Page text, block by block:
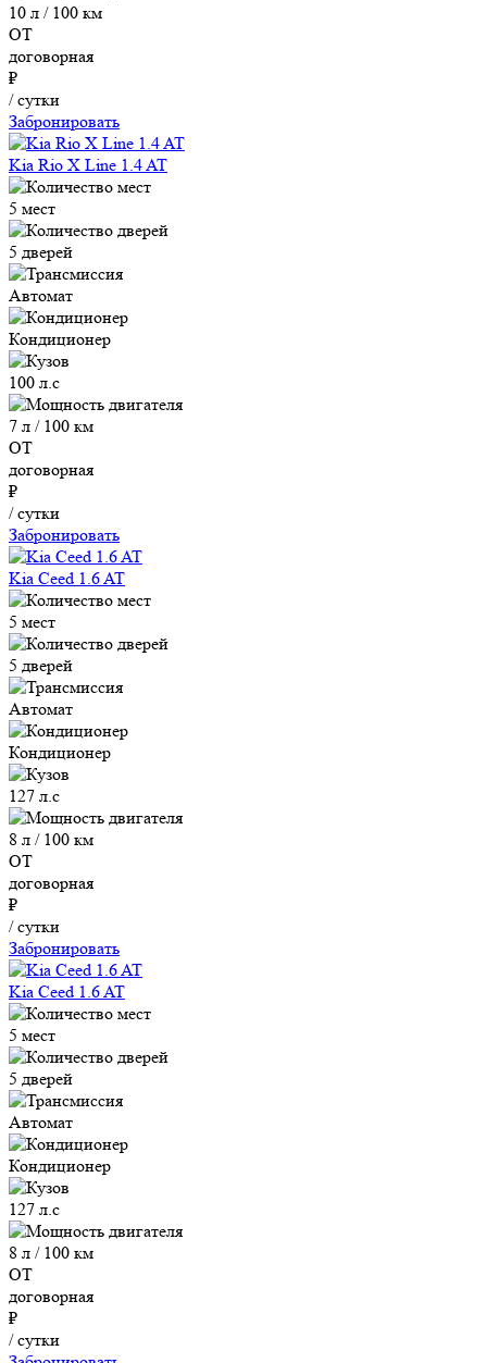
10 л / 100 км
ОТ
договорная
₽
/ сутки
Забронировать
Kia Rio X Line 1.4 AT
5 мест
5 дверей
Автомат
Кондиционер
100 л.с
7 л / 100 км
ОТ
договорная
₽
/ сутки
Забронировать
Kia Ceed 1.6 AT
5 мест
5 дверей
Автомат
Кондиционер
127 л.с
8 л / 100 км
ОТ
договорная
₽
/ сутки
Забронировать
Kia Ceed 1.6 AT
5 мест
5 дверей
Автомат
Кондиционер
127 л.с
8 л / 100 км
ОТ
договорная
₽
/ сутки